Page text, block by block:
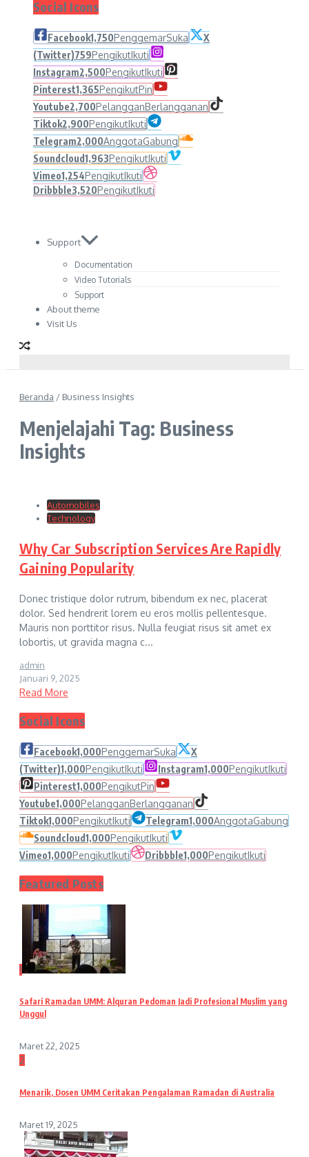
Social Icons
Facebook1,750PenggemarSuka
X
(Twitter)759PengikutIkuti
Instagram2,500PengikutIkuti
Pinterest1,365PengikutPin
Youtube2,700PelangganBerlangganan
Tiktok2,900PengikutIkuti
Telegram2,000AnggotaGabung
Soundcloud1,963PengikutIkuti
Vimeo1,254PengikutIkuti
Dribbble3,520PengikutIkuti
Support
Documentation
Video Tutorials
Support
About theme
Visit Us
Beranda / Business Insights
Menjelajahi Tag: Business
Insights
Automobiles
Technology
Why Car Subscription Services Are Rapidly
Gaining Popularity
Donec tristique dolor rutrum, bibendum ex nec, placerat
dolor. Sed hendrerit lorem eu eros mollis pellentesque.
Mauris non porttitor risus. Nulla feugiat risus sit amet ex
lobortis, ut gravida magna c...
admin
Januari 9, 2025
Read More
Social Icons
Facebook1,000PenggemarSuka
X
(Twitter)1,000PengikutIkuti Instagram1,000PengikutIkuti
Pinterest1,000PengikutPin
Youtube1,000PelangganBerlangganan
Tiktok1,000PengikutIkuti Telegram1,000AnggotaGabung
Soundcloud1,000PengikutIkuti
Vimeo1,000PengikutIkuti Dribbble1,000PengikutIkuti
Featured Posts
1
Safari Ramadan UMM: Alquran Pedoman Jadi Profesional Muslim yang
Unggul
Maret 22, 2025
2
Menarik, Dosen UMM Ceritakan Pengalaman Ramadan di Australia
Maret 19, 2025